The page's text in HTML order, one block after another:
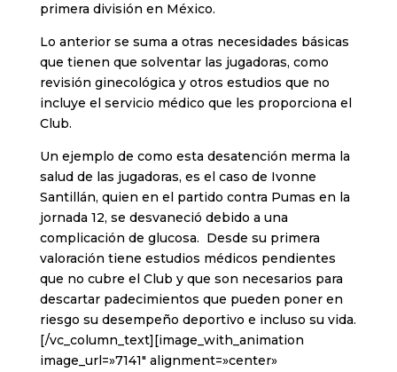
primera división en México.
Lo anterior se suma a otras necesidades básicas
que tienen que solventar las jugadoras, como
revisión ginecológica y otros estudios que no
incluye el servicio médico que les proporciona el
Club.
Un ejemplo de como esta desatención merma la
salud de las jugadoras, es el caso de Ivonne
Santillán, quien en el partido contra Pumas en la
jornada 12, se desvaneció debido a una
complicación de glucosa. Desde su primera
valoración tiene estudios médicos pendientes
que no cubre el Club y que son necesarios para
descartar padecimientos que pueden poner en
riesgo su desempeño deportivo e incluso su vida.
[/vc_column_text][image_with_animation
image_url=»7141″ alignment=»center»